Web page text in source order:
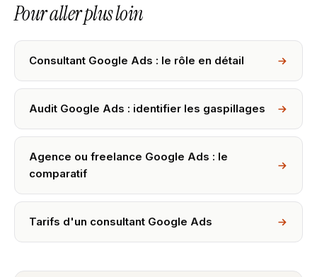
Pour aller plus loin
Consultant Google Ads : le rôle en détail
Audit Google Ads : identifier les gaspillages
Agence ou freelance Google Ads : le
comparatif
Tarifs d'un consultant Google Ads